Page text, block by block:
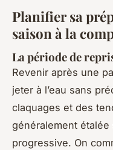
Planifier sa
saison à la
La période de
Revenir après une
jeter à l’eau sans
claquages et des
généralement
progressive. On